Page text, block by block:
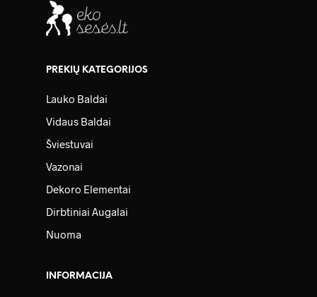
PREKIŲ KATEGORIJOS
Lauko Baldai
Vidaus Baldai
Šviestuvai
Vazonai
Dekoro Elementai
Dirbtiniai Augalai
Nuoma
INFORMACIJA